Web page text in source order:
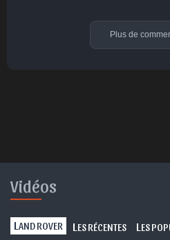
Plus de
Vidéos
L AND ROVER L ES RÉCENTES L ES